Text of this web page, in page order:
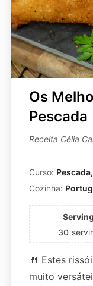
Os
Pescada
Receita Célia
Curso:
Cozinha:
30
🍴 Estes
muito